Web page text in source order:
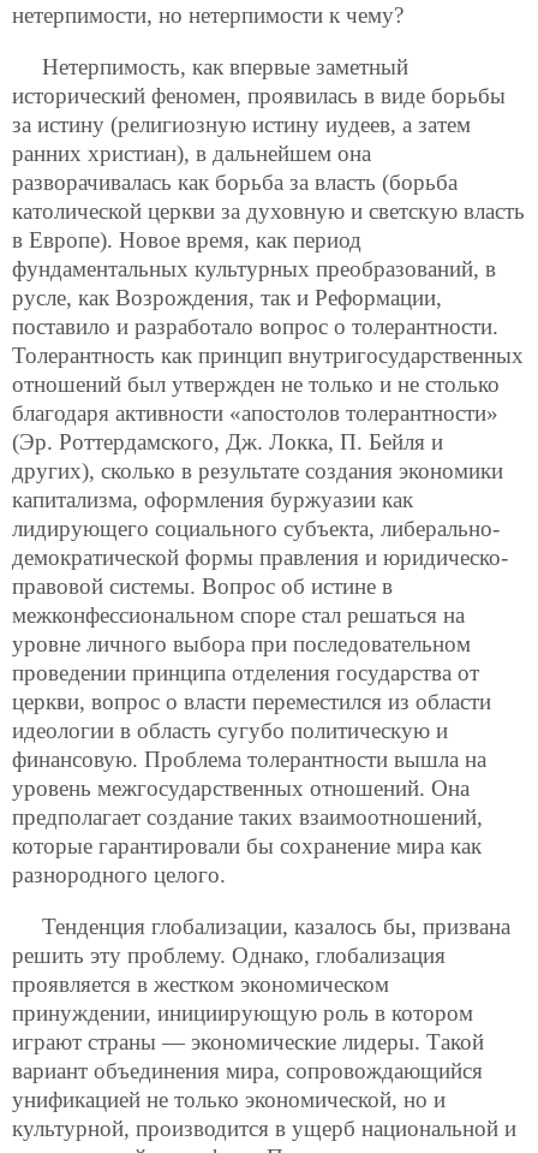
нетерпимости, но нетерпимости к чему?
Нетерпимость, как впервые заметный
исторический феномен, проявилась в виде борьбы
за истину (религиозную истину иудеев, а затем
ранних христиан), в дальнейшем она
разворачивалась как борьба за власть (борьба
католической церкви за духовную и светскую власть
в Европе). Новое время, как период
фундаментальных культурных преобразований, в
русле, как Возрождения, так и Реформации,
поставило и разработало вопрос о толерантности.
Толерантность как принцип внутригосударственных
отношений был утвержден не только и не столько
благодаря активности «апостолов толерантности»
(Эр. Роттердамского, Дж. Локка, П. Бейля и
других), сколько в результате создания экономики
капитализма, оформления буржуазии как
лидирующего социального субъекта, либерально-
демократической формы правления и юридическо-
правовой системы. Вопрос об истине в
межконфессиональном споре стал решаться на
уровне личного выбора при последовательном
проведении принципа отделения государства от
церкви, вопрос о власти переместился из области
идеологии в область сугубо политическую и
финансовую. Проблема толерантности вышла на
уровень межгосударственных отношений. Она
предполагает создание таких взаимоотношений,
которые гарантировали бы сохранение мира как
разнородного целого.
Тенденция глобализации, казалось бы, призвана
решить эту проблему. Однако, глобализация
проявляется в жестком экономическом
принуждении, инициирующую роль в котором
играют страны — экономические лидеры. Такой
вариант объединения мира, сопровождающийся
унификацией не только экономической, но и
культурной, производится в ущерб национальной и